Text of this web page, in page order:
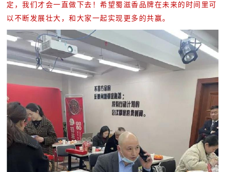
定，我们才会一直做下去！希望蜀滋香品牌在未来的时间里可
以不断发展壮大，和大家一起实现更多的共赢。